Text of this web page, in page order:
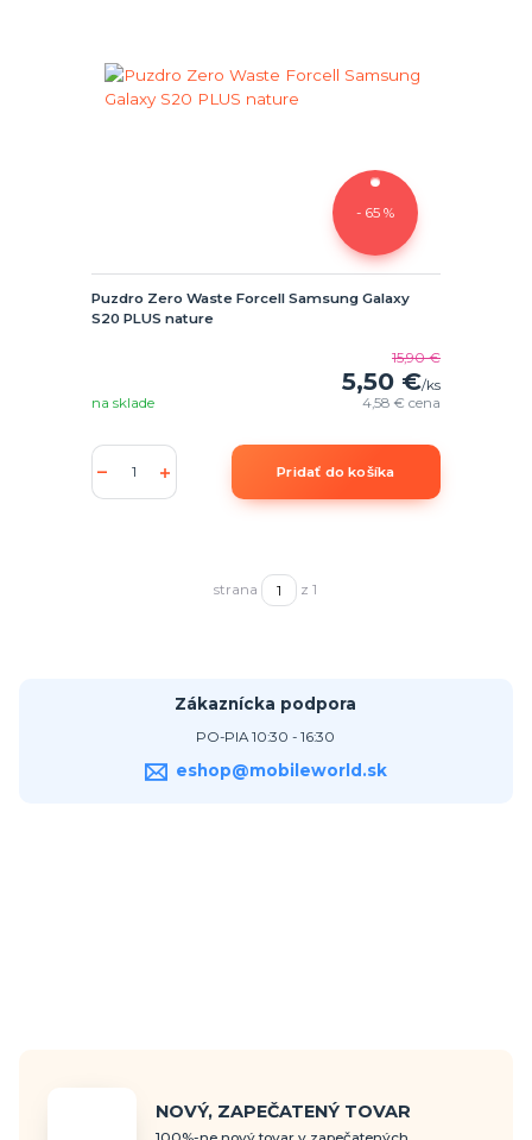
- 65 %
Puzdro Zero Waste Forcell Samsung Galaxy
S20 PLUS nature
15,90 €
5,50 €/ks
4,58 €cena
na sklade
Pridať do košíka
strana z 1
Zákaznícka podpora
PO-PIA 10:30 - 16:30
eshop@mobileworld.sk
NOVÝ, ZAPEČATENÝ TOVAR